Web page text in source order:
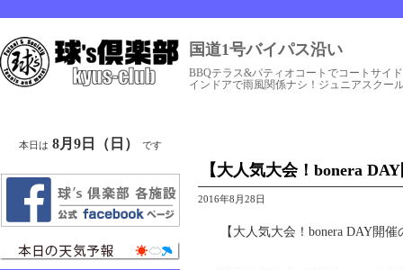
国道1号バイパス沿い
BBQテラス&パティオコートでコートサイ
インドアで雨風関係ナシ！ジュニアスクー
【大人気大会！bonera
2016年8月28日
【大人気大会！bonera DAY開
本日は 8月9日（日） です